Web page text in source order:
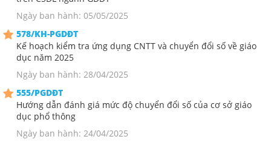
Ngày ban hành: 05/05/2025
578/KH-PGDĐT
Kế hoạch kiểm tra ứng dụng CNTT và chuyển đổi số về giáo
dục năm 2025
Ngày ban hành: 28/04/2025
555/PGDĐT
Hướng dẫn đánh giá mức độ chuyển đổi số của cơ sở giáo
dục phổ thông
Ngày ban hành: 24/04/2025